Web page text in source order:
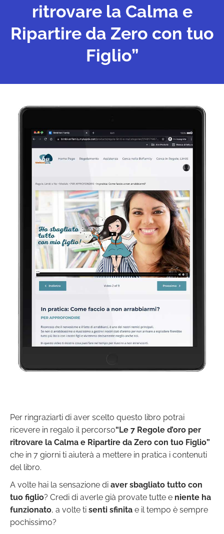
ritrovare la Calma e
Ripartire da Zero con tuo
Figlio”
Per ringraziarti di aver scelto questo libro potrai
ricevere in rega­lo il percorso“Le 7 Regole d’oro per
ritrovare la Calma e Ripartire da Zero con tuo Figlio”
che in 7 giorni ti aiuterà a mettere in pratica i contenuti
del libro.
A volte hai la sensazione di aver sbagliato tutto con
tuo figlio? Credi di averle già provate tutte e niente ha
funzionato, a volte ti senti sfinita e il tempo è sempre
pochissimo?